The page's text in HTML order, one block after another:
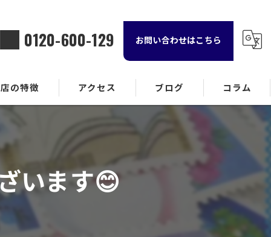
0120-600-129 お問い合わせはこちら
の特徴
ド品
アクセス ブログ コラム
います😊